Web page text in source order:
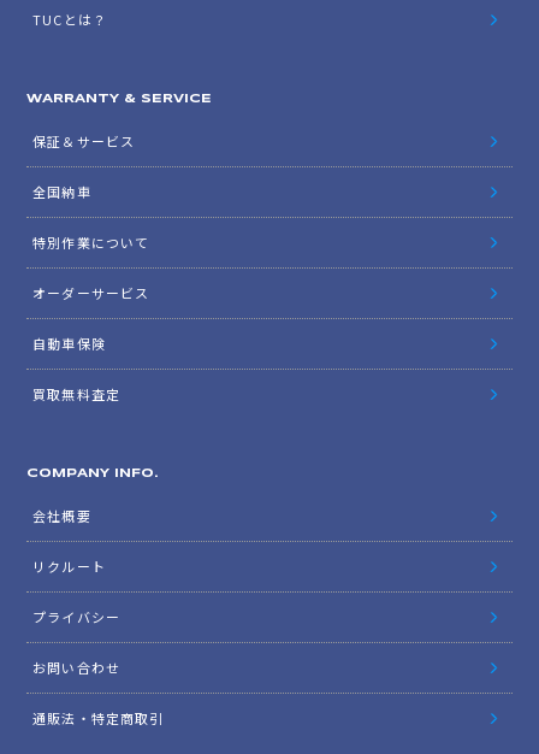
TUCとは？
WARRANTY & SERVICE
保証＆サービス
全国納車
特別作業について
オーダーサービス
自動車保険
買取無料査定
COMPANY INFO.
会社概要
リクルート
プライバシー
お問い合わせ
通販法・特定商取引